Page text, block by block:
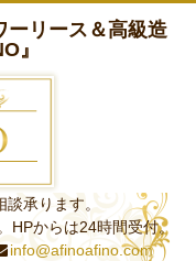
ーリース＆高級造
』
承ります。
HPからは24時間受付。
info@afinoafino.com